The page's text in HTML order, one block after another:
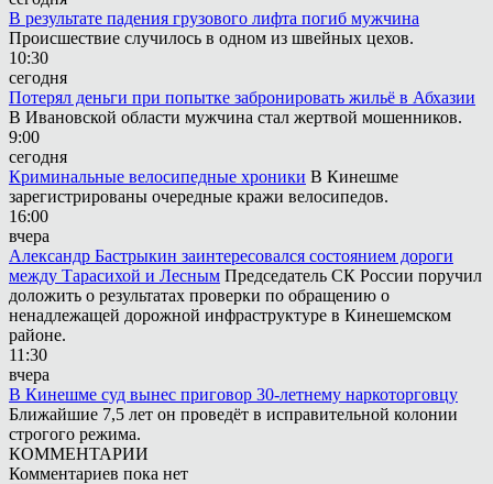
В результате падения грузового лифта погиб мужчина
Происшествие случилось в одном из швейных цехов.
10:30
сегодня
Потерял деньги при попытке забронировать жильё в Абхазии
В Ивановской области мужчина стал жертвой мошенников.
9:00
сегодня
Криминальные велосипедные хроники В Кинешме
зарегистрированы очередные кражи велосипедов.
16:00
вчера
Александр Бастрыкин заинтересовался состоянием дороги
между Тарасихой и Лесным Председатель СК России поручил
доложить о результатах проверки по обращению о
ненадлежащей дорожной инфраструктуре в Кинешемском
районе.
11:30
вчера
В Кинешме суд вынес приговор 30-летнему наркоторговцу
Ближайшие 7,5 лет он проведёт в исправительной колонии
строгого режима.
КОММЕНТАРИИ
Комментариев пока нет